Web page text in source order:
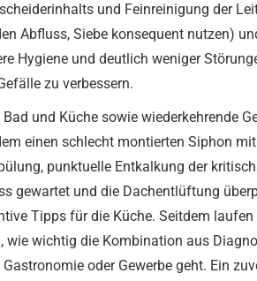
und Feinreinigung der
Abfluss, Siebe konsequent nutzen)
Hygiene und deutlich weniger
zu verbessern.
und Küche sowie wiederkehrende
einen schlecht montierten Siphon
punktuelle Entkalkung der
gewartet und die Dachentlüftung
Tipps für die Küche. Seitdem
wie wichtig die Kombination aus
oder Gewerbe geht. Ein